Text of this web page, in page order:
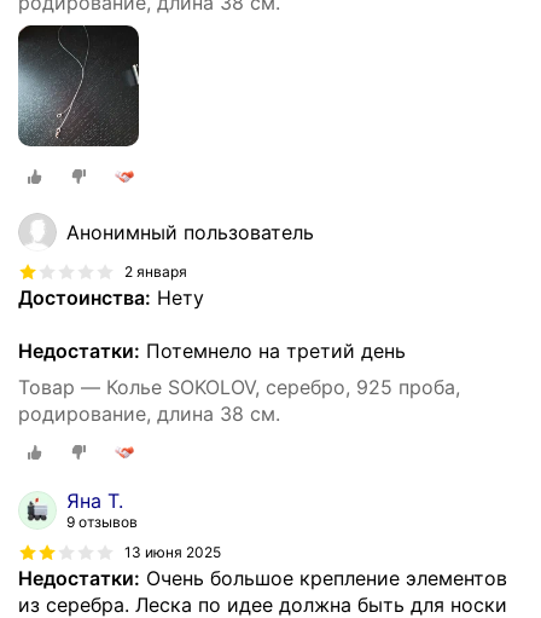
Анонимный пользователь
2 января
Достоинства: Нету
Недостатки: Потемнело на третий день
Товар — Колье SOKOLOV, серебро, 925 проба,
родирование, длина 38 см.
Яна Т.
9 отзывов
13 июня 2025
Недостатки: Очень большое крепление элементов
из серебра. Леска по идее должна быть для носки